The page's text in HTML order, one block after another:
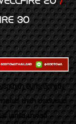
30
รถนำเข้า อุปกรณ์ตกแต่ง
ลไฟร์ นำเข้า ประดับยนต์
ร์ เลกซัส มาเจสตี้